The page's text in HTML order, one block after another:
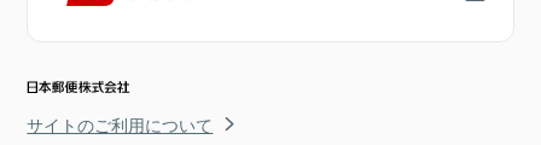
サイトのご利用について